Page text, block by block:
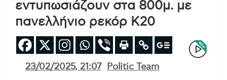
εντυπωσιάζουν στα 800μ. με
πανελλήνιο ρεκόρ Κ20
23/02/2025, 21:07 Politic Team